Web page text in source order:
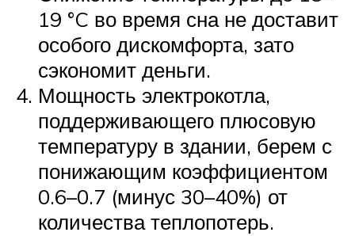
19 °C во время сна не доставит
особого дискомфорта, зато
сэкономит деньги.
Мощность электрокотла,
поддерживающего плюсовую
температуру в здании, берем с
понижающим коэффициентом
0.6–0.7 (минус 30–40%) от
количества теплопотерь.